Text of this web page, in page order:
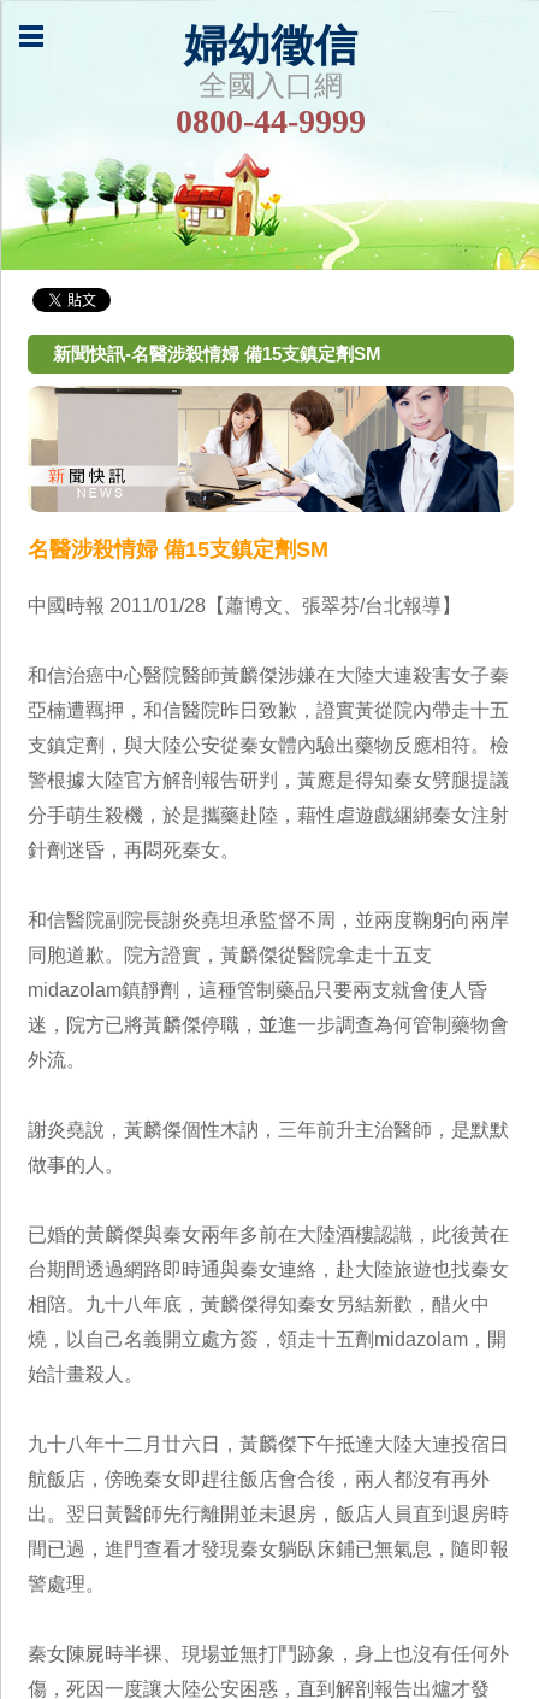
婦幼徵信
全國入口網
0800-44-9999
新聞快訊-名醫涉殺情婦 備15支鎮定劑SM
名醫涉殺情婦 備15支鎮定劑SM
中國時報 2011/01/28【蕭博文、張翠芬/台北報導】
和信治癌中心醫院醫師黃麟傑涉嫌在大陸大連殺害女子秦
亞楠遭羈押，和信醫院昨日致歉，證實黃從院內帶走十五
支鎮定劑，與大陸公安從秦女體內驗出藥物反應相符。檢
警根據大陸官方解剖報告研判，黃應是得知秦女劈腿提議
分手萌生殺機，於是攜藥赴陸，藉性虐遊戲綑綁秦女注射
針劑迷昏，再悶死秦女。
和信醫院副院長謝炎堯坦承監督不周，並兩度鞠躬向兩岸
同胞道歉。院方證實，黃麟傑從醫院拿走十五支
midazolam鎮靜劑，這種管制藥品只要兩支就會使人昏
迷，院方已將黃麟傑停職，並進一步調查為何管制藥物會
外流。
謝炎堯說，黃麟傑個性木訥，三年前升主治醫師，是默默
做事的人。
已婚的黃麟傑與秦女兩年多前在大陸酒樓認識，此後黃在
台期間透過網路即時通與秦女連絡，赴大陸旅遊也找秦女
相陪。九十八年底，黃麟傑得知秦女另結新歡，醋火中
燒，以自己名義開立處方簽，領走十五劑midazolam，開
始計畫殺人。
九十八年十二月廿六日，黃麟傑下午抵達大陸大連投宿日
航飯店，傍晚秦女即趕往飯店會合後，兩人都沒有再外
出。翌日黃醫師先行離開並未退房，飯店人員直到退房時
間已過，進門查看才發現秦女躺臥床鋪已無氣息，隨即報
警處理。
秦女陳屍時半裸、現場並無打鬥跡象，身上也沒有任何外
傷，死因一度讓大陸公安困惑，直到解剖報告出爐才發